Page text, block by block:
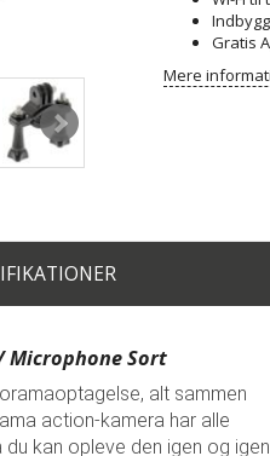
Gratis
Mere
Microphone Sort
alt sammen
action-kamera har alle
kan opleve den igen og